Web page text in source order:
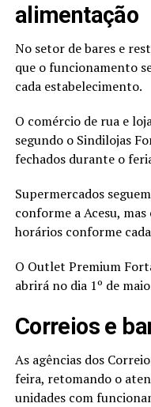
alimentação
No setor de bares e
que o funcionamento
cada estabelecimento.
O comércio de rua e
segundo o Sindilojas
fechados durante o
Supermercados
conforme a Acesu,
horários conforme
O Outlet Premium
abrirá no dia 1º de
Correios e
As agências dos
feira, retomando o
unidades com